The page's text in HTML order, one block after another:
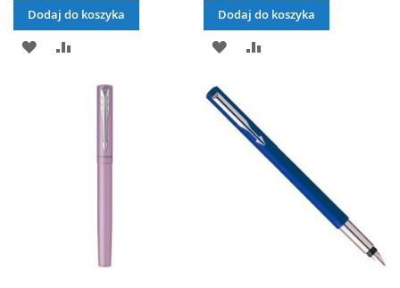
Dodaj do koszyka
DODAJ
Dodaj do koszyka
DODAJ
LISTY
ŻYCZEŃ